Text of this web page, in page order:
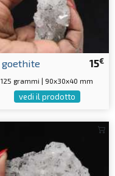
15€
goethite
125 grammi | 90x30x40 mm
vedi il prodotto